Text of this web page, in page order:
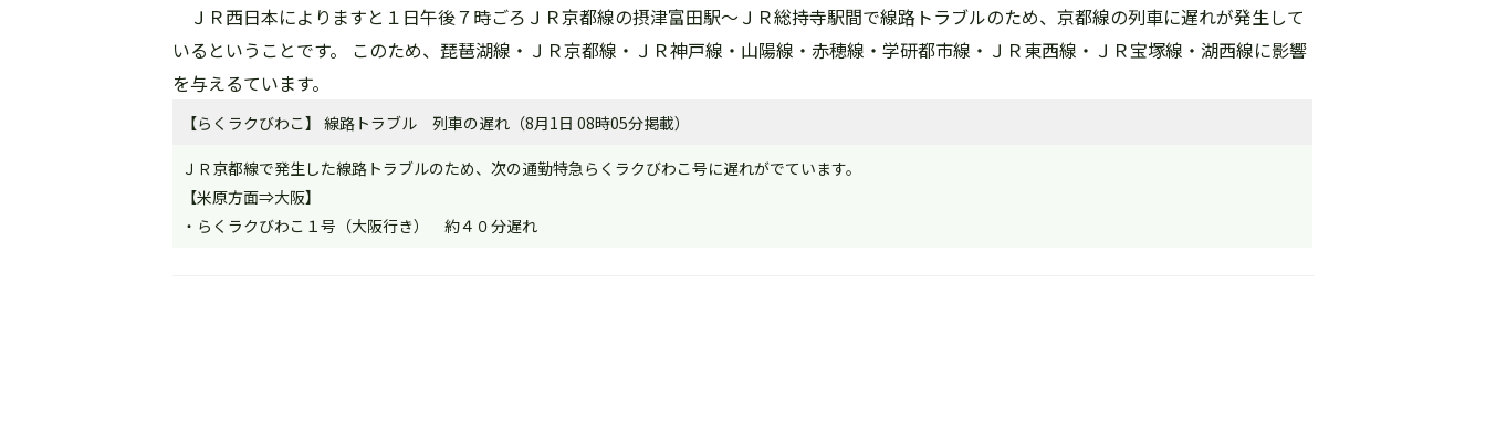
ＪＲ西日本によりますと１日午後７時ごろＪＲ京都線の摂津富田駅～ＪＲ総持寺駅間で線路トラブルのため、京都線の列車に遅れが発生して
いるということです。 このため、琵琶湖線・ＪＲ京都線・ＪＲ神戸線・山陽線・赤穂線・学研都市線・ＪＲ東西線・ＪＲ宝塚線・湖西線に影響
を与えるています。
【らくラクびわこ】 線路トラブル 列車の遅れ（8月1日 08時05分掲載）
ＪＲ京都線で発生した線路トラブルのため、次の通勤特急らくラクびわこ号に遅れがでています。
【米原方面⇒大阪】
・らくラクびわこ１号（大阪行き） 約４０分遅れ